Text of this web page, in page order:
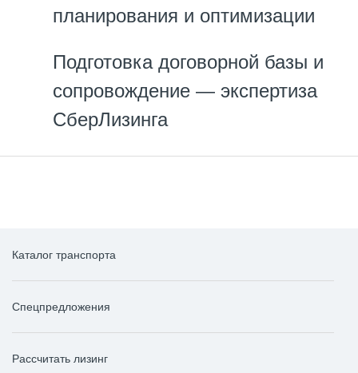
планирования и оптимизации
Подготовка договорной базы и
сопровождение — экспертиза
СберЛизинга
Каталог транспорта
Спецпредложения
Рассчитать лизинг